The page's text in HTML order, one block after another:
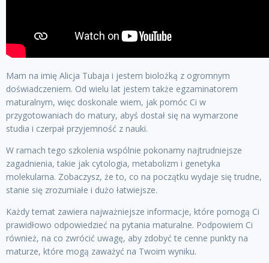
Mam na imię Alicja Tubaja i jestem biolożką z ogromnym
doświadczeniem. Od wielu lat jestem także egzaminatorem
maturalnym, więc doskonale wiem, jak pomóc Ci w
przygotowaniach do matury, abyś dostał się na wymarzone
studia i czerpał przyjemność z nauki.
W ramach tego szkolenia wspólnie pokonamy najtrudniejsze
zagadnienia, takie jak cytologia, metabolizm i genetyka
molekularna. Zobaczysz, że to, co na początku wydaje się trudne,
stanie się zrozumiałe i dużo łatwiejsze.
Każdy temat zawiera najważniejsze informacje, które pomogą Ci
prawidłowo odpowiedzieć na pytania maturalne. Podpowiem Ci
również, na co zwrócić uwagę, aby zdobyć te cenne punkty na
maturze, które mogą zaważyć na Twoim wyniku.